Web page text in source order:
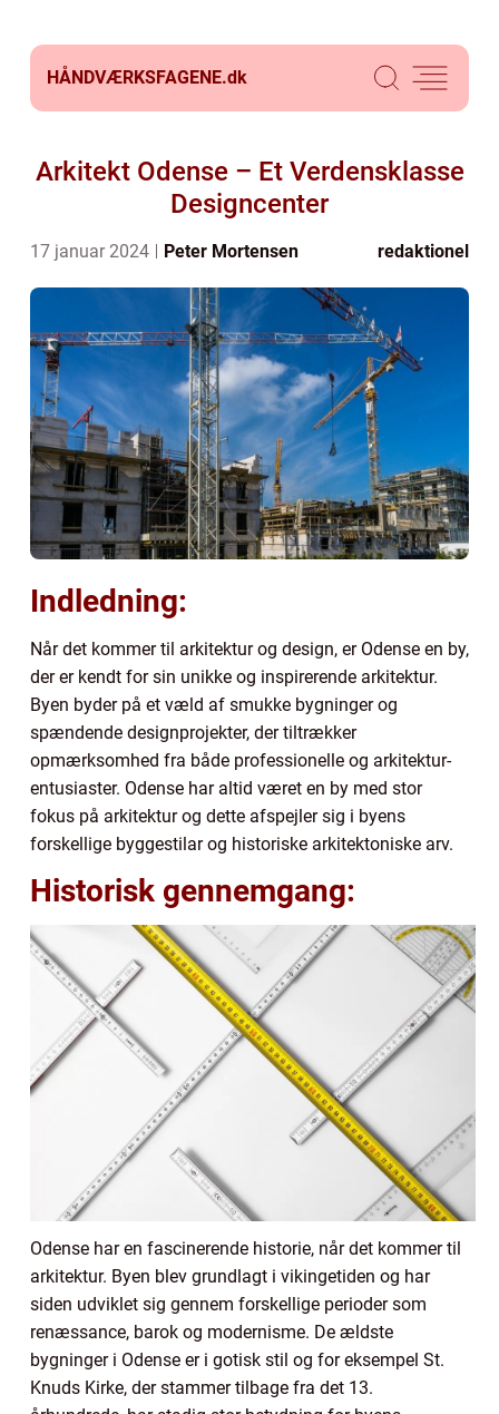
HÅNDVÆRKSFAGENE.dk
Arkitekt Odense – Et Verdensklasse
Designcenter
17 januar 2024 Peter Mortensen redaktionel
Indledning:
Når det kommer til arkitektur og design, er Odense en by,
der er kendt for sin unikke og inspirerende arkitektur.
Byen byder på et væld af smukke bygninger og
spændende designprojekter, der tiltrækker
opmærksomhed fra både professionelle og arkitektur-
entusiaster. Odense har altid været en by med stor
fokus på arkitektur og dette afspejler sig i byens
forskellige byggestilar og historiske arkitektoniske arv.
Historisk gennemgang:
Odense har en fascinerende historie, når det kommer til
arkitektur. Byen blev grundlagt i vikingetiden og har
siden udviklet sig gennem forskellige perioder som
renæssance, barok og modernisme. De ældste
bygninger i Odense er i gotisk stil og for eksempel St.
Knuds Kirke, der stammer tilbage fra det 13.